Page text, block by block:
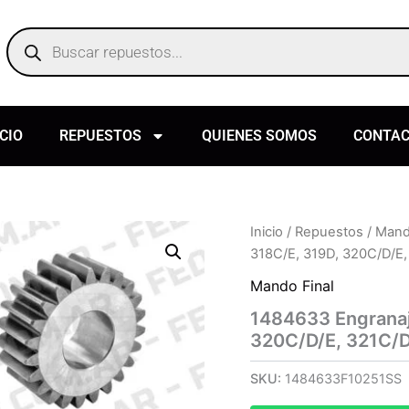
Products
search
REPUESTOS QUIENES SOMOS
Inicio / Repuestos /
318C/E, 319D, 320C/D/
Mando Final
1484633
320C/D/E, 321C/
SKU: 1484633F10251SS